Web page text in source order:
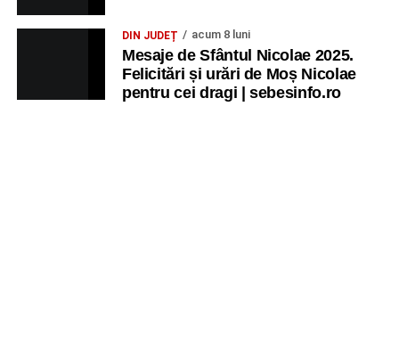
DIN JUDEȚ acum 8 luni
Mesaje de Sfântul Nicolae 2025.
Felicitări și urări de Moș Nicolae
pentru cei dragi | sebesinfo.ro